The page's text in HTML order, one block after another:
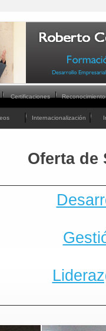
Certificaciones
Internacionalización
Oferta de